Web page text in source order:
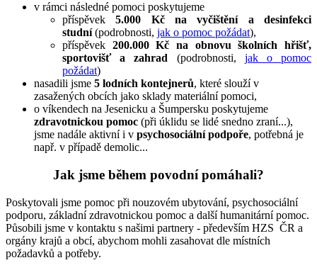
v rámci následné pomoci poskytujeme
příspěvek5.000 Kč
na vyčištění a desinfekci
studní(podrobnosti, jak o pomoc požádat),
příspěvek 200.000 Kč na obnovu školních hřišť,
sportovišť a zahrad (podrobnosti, jak o pomoc
požádat)
nasadili jsme 5 lodních kontejnerů, které slouží v
zasažených obcích jako sklady materiální pomoci,
o víkendech na Jesenicku a Šumpersku poskytujeme
zdravotnickou pomoc (při úklidu se lidé snedno zraní...),
jsme nadále aktivní i v psychosociální podpoře, potřebná je
např. v případě demolic...
Jak jsme během povodní pomáhali?
Poskytovali jsme pomoc při nouzovém ubytování, psychosociální
podporu, základní zdravotnickou pomoc a další humanitární pomoc.
Působili jsme v kontaktu s našimi partnery - především HZS ČR a
orgány krajů a obcí, abychom mohli zasahovat dle místních
požadavků a potřeby.